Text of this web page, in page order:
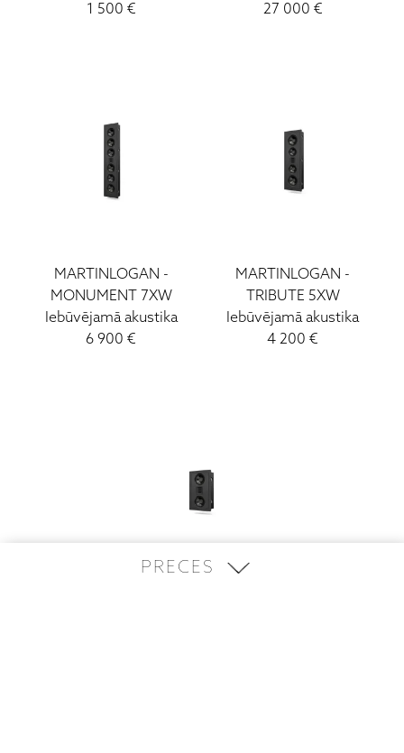
PRECES
1 500 €
27 000 €
MARTINLOGAN -
MONUMENT 7XW
Iebūvējamā akustika
6 900 €
MARTINLOGAN -
TRIBUTE 5XW
Iebūvējamā akustika
4 200 €